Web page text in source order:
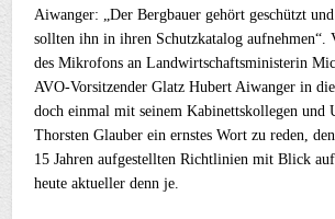
Aiwanger: „Der Bergbauer gehört geschützt
sollten ihn in ihren Schutzkatalog aufnehmen“.
des Mikrofons an Landwirtschaftsministerin
AVO-Vorsitzender Glatz Hubert Aiwanger in
doch einmal mit seinem Kabinettskollegen und
Thorsten Glauber ein ernstes Wort zu reden,
15 Jahren aufgestellten Richtlinien mit Blick
heute aktueller denn je.